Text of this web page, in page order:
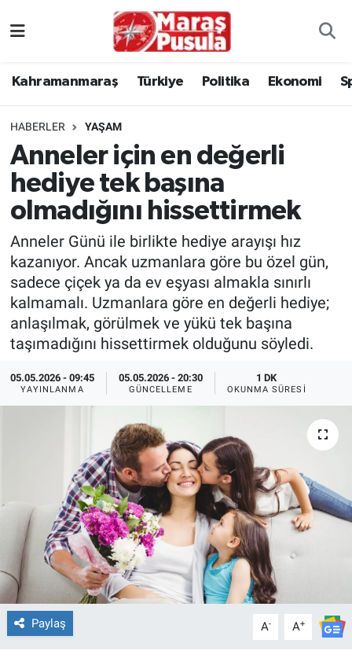
Kahramanmaraş Türkiye Politika Ekonomi
HABERLER YAŞAM
Anneler için en değerli
hediye tek başına
olmadığını hissettirmek
Anneler Günü ile birlikte hediye arayışı hız
kazanıyor. Ancak uzmanlara göre bu özel gün,
sadece çiçek ya da ev eşyası almakla sınırlı
kalmamalı. Uzmanlara göre en değerli hediye;
anlaşılmak, görülmek ve yükü tek başına
taşımadığını hissettirmek olduğunu söyledi.
05.05.2026 - 09:45
YAYINLANMA
05.05.2026 - 20:30
GÜNCELLEME
1 DK
OKUNMA SÜRESI
Paylaş A- A+
Politika
Ekonomi
Spor
Kültür Sanat
Sağlık
TEKNOLOJİ
İlçeler
MAGAZİN
Bilim, Teknoloji
ASAYİŞ
ÇEVRE
İstanbul Namaz Vakitleri
İstanbul Trafik Yoğunluk Haritası
Süper Lig Puan Durumu ve Fikstür
Tüm Manşetler
Son Dakika Haberleri
Haber Arşivi